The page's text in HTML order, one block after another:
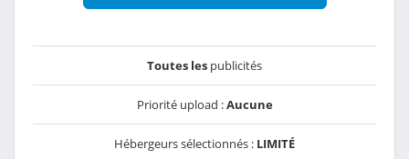
Toutes les publicités
Priorité upload :Aucune
Hébergeurs sélectionnés : LIMITÉ